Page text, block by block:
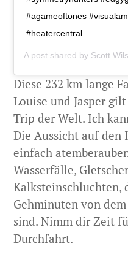
#agameoftones
#heatercentral
A post shared by Scott
Diese 232 km lange
Louise und Jasper
Trip der Welt. Ich
Die Aussicht auf den
einfach
Wasserfälle,
Kalksteinschluchten,
Gehminuten von
sind. Nimm dir Zeit
Durchfahrt.